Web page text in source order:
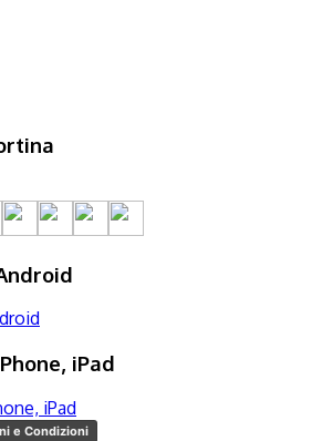
iPad
e Condizioni